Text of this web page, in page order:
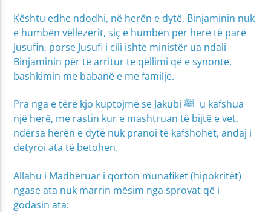
Kështu edhe ndodhi, në herën e dytë, Binjaminin nuk
e humbën vëllezërit, siç e humbën për herë të parë
Jusufin, porse Jusufi i cili ishte ministër ua ndali
Binjaminin për të arritur te qëllimi që e synonte,
bashkimin me babanë e me familje.
Pra nga e tërë kjo kuptojmë se Jakubi ﷺ u kafshua
një herë, me rastin kur e mashtruan të bijtë e vet,
ndërsa herën e dytë nuk pranoi të kafshohet, andaj i
detyroi ata të betohen.
Allahu i Madhëruar i qorton munafikët (hipokritët)
ngase ata nuk marrin mësim nga sprovat që i
godasin ata: